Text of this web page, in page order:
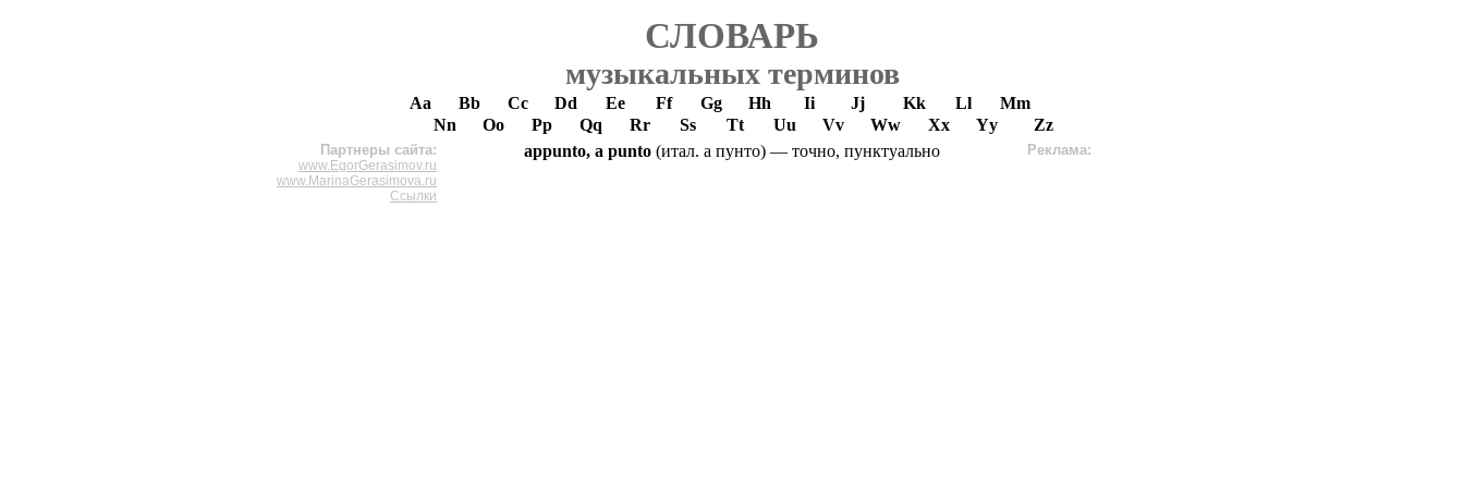
СЛОВАРЬ
музыкальных терминов
Aa Bb Cc Dd Ee Ff Gg Hh Ii Jj Kk Ll
Mm
Nn
Oo Pp Qq Rr Ss Tt Uu Vv Ww Xx Yy Zz
Партнеры сайта:
www.EgorGerasimov.ru
www.MarinaGerasimova.ru
Ссылки
appunto, a punto (итал. а пунто) — точно, пунктуально Реклама: